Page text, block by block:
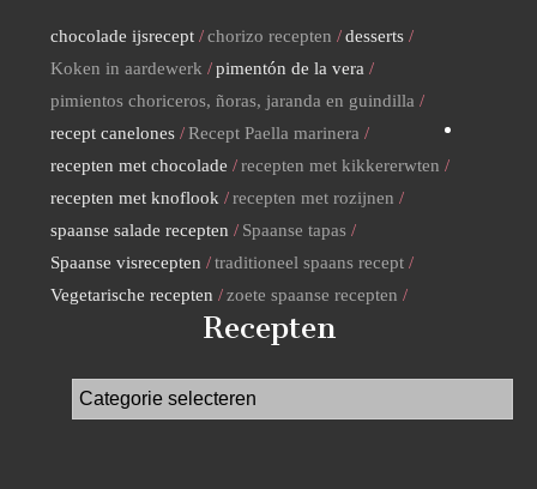
chocolade ijsrecept chorizo recepten
desserts
Koken in aardewerk
pimentón de la vera
pimientos choriceros, ñoras, jaranda en guindilla
recept canelones
Recept Paella marinera
recepten met chocolade
recepten met kikkererwten
recepten met knoflook
recepten met rozijnen
spaanse salade recepten
Spaanse tapas
Spaanse visrecepten
traditioneel spaans recept
Vegetarische recepten
zoete spaanse recepten
Recepten